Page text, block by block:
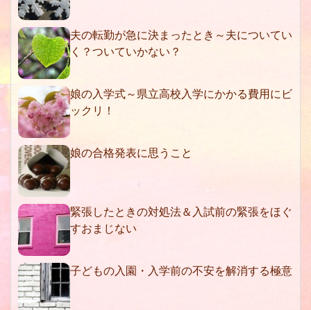
夫の転勤が急に決まったとき～夫についてい
く？ついていかない？
娘の入学式～県立高校入学にかかる費用にビ
ックリ！
娘の合格発表に思うこと
緊張したときの対処法＆入試前の緊張をほぐ
すおまじない
子どもの入園・入学前の不安を解消する極意